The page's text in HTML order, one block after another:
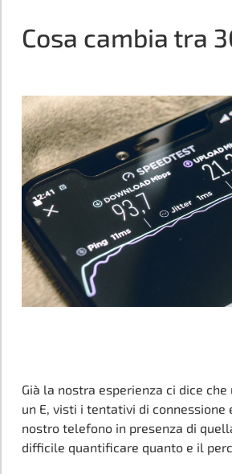
Cosa cambia tra
Già la nostra esperienza ci dice che
un E, visti i tentativi di
nostro telefono in presenza di
difficile quantificare quanto e il